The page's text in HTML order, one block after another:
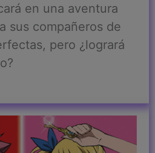
en una aventura
sus compañeros de
pero ¿logrará